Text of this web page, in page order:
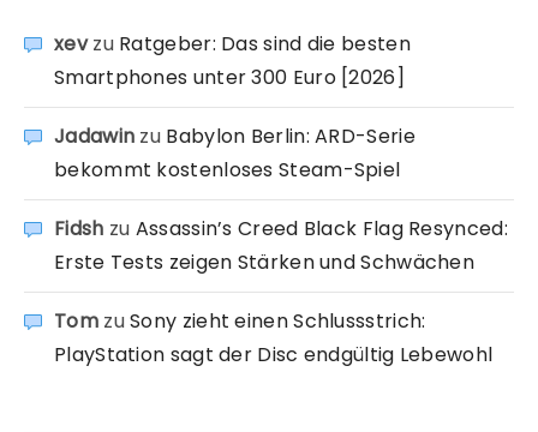
xevzu Ratgeber: Das sind die besten
Smartphones unter 300 Euro [2026]
Jadawin zu Babylon Berlin: ARD-Serie
bekommt kostenloses Steam-Spiel
Fidsh zu Assassin’s Creed Black Flag Resynced:
Erste Tests zeigen Stärken und Schwächen
TomzuSony zieht einen Schlussstrich:
PlayStation sagt der Disc endgültig Lebewohl